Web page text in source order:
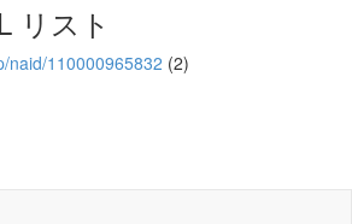
リスト
naid/110000965832 (2)